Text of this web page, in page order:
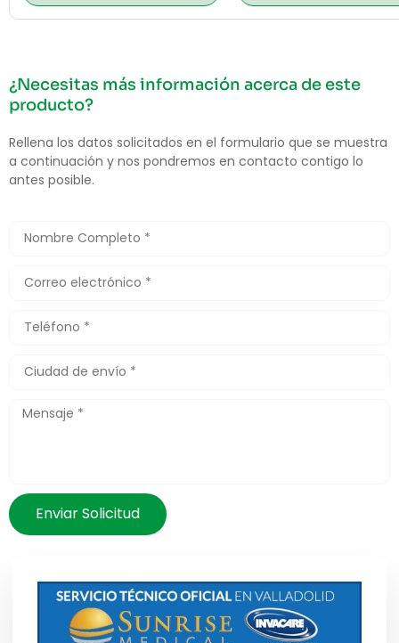
¿Necesitas más información acerca de este
producto?
Rellena los datos solicitados en el formulario que se muestra
a continuación y nos pondremos en contacto contigo lo
antes posible.
Enviar Solicitud